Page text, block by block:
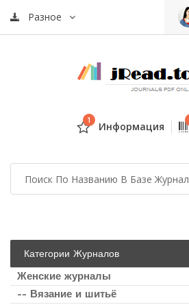
Разное
1 Информация
Категории Журналов
Женские журналы
-- Вязание и шитьё